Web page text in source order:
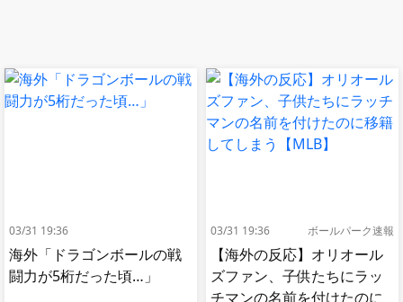
03/31 19:36
海外「ドラゴンボールの戦
闘力が5桁だった頃…」
03/31 19:36 ボールパーク速報
【海外の反応】オリオール
ズファン、子供たちにラッ
チマンの名前を付けたのに